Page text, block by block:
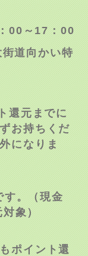
00～17：00
街道向かい特
還元までに
お持ちくだ
になりま
す。（現金
対象）
ポイント還